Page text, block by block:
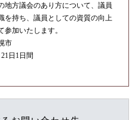
地方議会のあり方について、議員
を持ち、議員としての資質の向上
参加いたします。
市
日1日間